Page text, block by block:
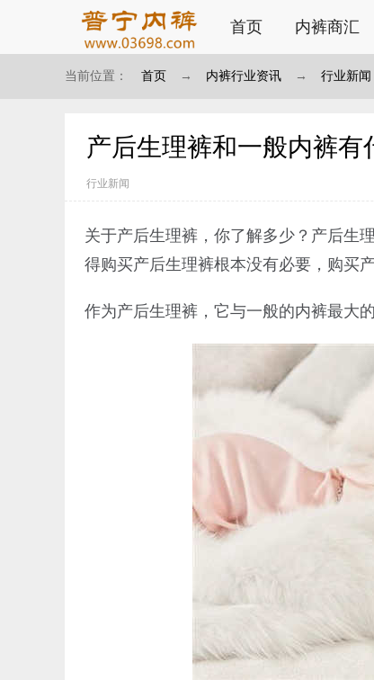
首页 内裤商汇
当前位置： 首页 → 内裤行业资讯 → 行业新闻
产后生理裤和一般内裤有
行业新闻
关于产后生理裤，你了解多少？产后生
得购买产后生理裤根本没有必要，购买
作为产后生理裤，它与一般的内裤最大